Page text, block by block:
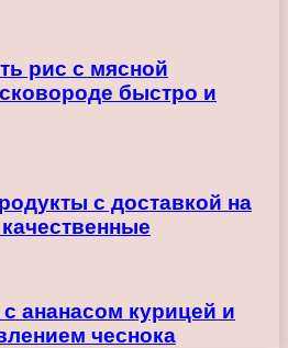
рис с мясной
быстро и
с доставкой на
с ананасом курицей и
чеснока